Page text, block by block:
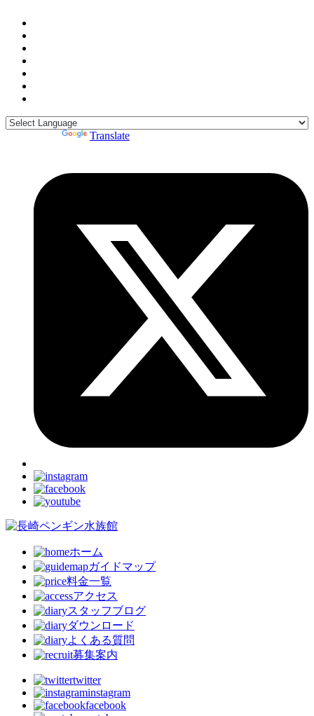
Translate
ホーム
ガイドマップ
料金一覧
アクセス
スタッフブログ
ダウンロード
よくある質問
募集案内
twitter
instagram
facebook